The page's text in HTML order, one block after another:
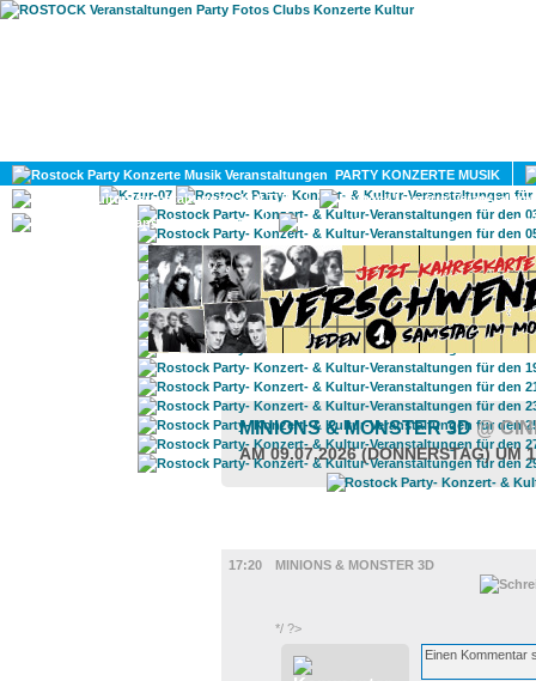
PARTY KONZERTE MUSIK
KULTUR
GAY
MINIONS & MONSTER 3D @
AM 09.07.2026 (DONNERSTAG) UM
17:20
MINIONS & MONSTER 3D
*/ ?>